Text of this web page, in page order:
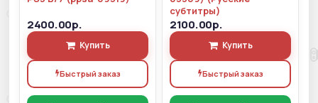
2400.00р.
Купить
Быстрый заказ
субтитры)
2100.00р.
Купить
Быстрый заказ